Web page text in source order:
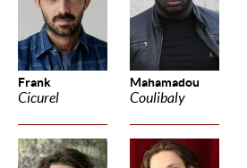
Frank
Cicurel
Mahamadou
Coulibaly